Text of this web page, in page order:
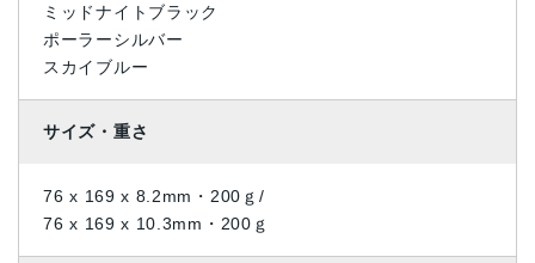
ミッドナイトブラック
ポーラーシルバー
スカイブルー
サイズ・重さ
76 x 169 x 8.2mm・200ｇ/
76 x 169 x 10.3mm・200ｇ